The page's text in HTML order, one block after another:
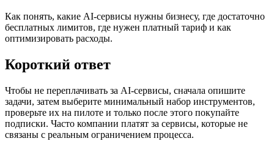
Как понять, какие AI-сервисы нужны бизнесу, где достаточно
бесплатных лимитов, где нужен платный тариф и как
оптимизировать расходы.
Короткий ответ
Чтобы не переплачивать за AI-сервисы, сначала опишите
задачи, затем выберите минимальный набор инструментов,
проверьте их на пилоте и только после этого покупайте
подписки. Часто компании платят за сервисы, которые не
связаны с реальным ограничением процесса.